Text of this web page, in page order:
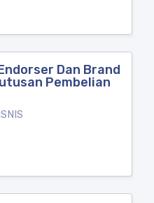
Dan Brand
Pembelian